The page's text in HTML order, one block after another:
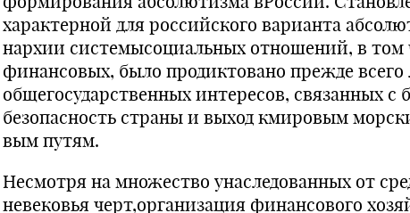
характерной для российского варианта
нархии системысоциальных отношений, в том
финансовых, было продиктовано прежде всего
общегосударственных интересов, связанных с
безопасность страны и выход кмировым
вым путям.
Несмотря на множество унаследованных от
невековья черт,организация финансового